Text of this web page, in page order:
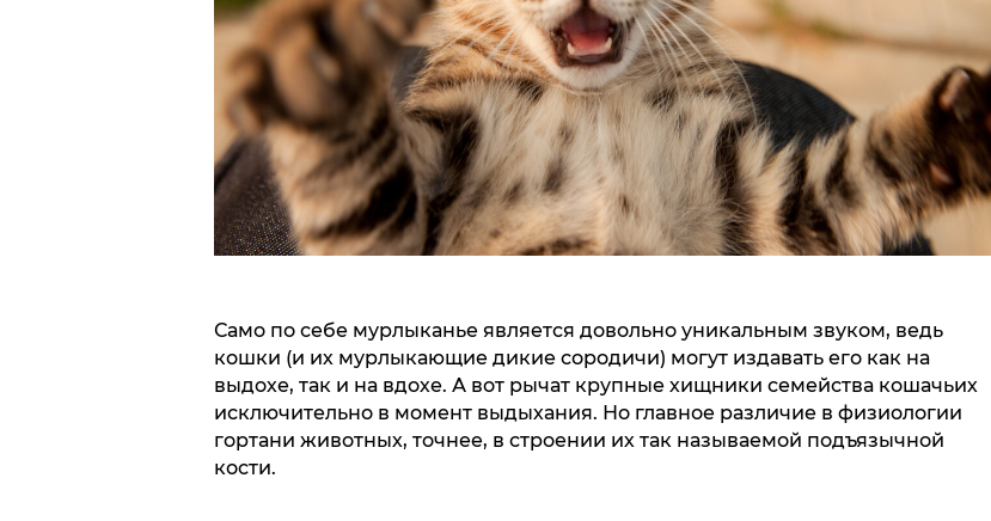
Само по себе мурлыканье является довольно уникальным звуком, ведь
кошки (и их мурлыкающие дикие сородичи) могут издавать его как на
выдохе, так и на вдохе. А вот рычат крупные хищники семейства кошачьих
исключительно в момент выдыхания. Но главное различие в физиологии
гортани животных, точнее, в строении их так называемой подъязычной
кости.